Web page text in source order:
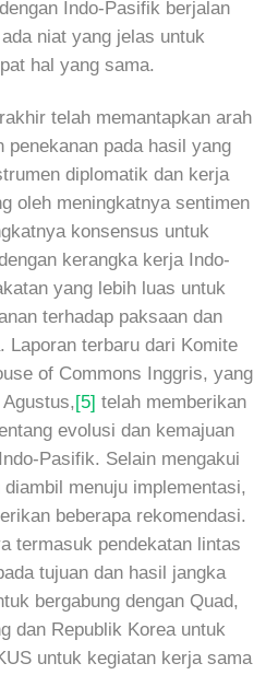
Indo-Pasifik berjalan
niat yang jelas untuk
hal yang sama.
telah memantapkan arah
penekanan pada hasil yang
diplomatik dan kerja
oleh meningkatnya sentimen
konsensus untuk
kerangka kerja Indo-
yang lebih luas untuk
terhadap paksaan dan
Laporan terbaru dari Komite
of Commons Inggris, yang
[5] telah memberikan
evolusi dan kemajuan
Pasifik. Selain mengakui
diambil menuju implementasi,
beberapa rekomendasi.
termasuk pendekatan lintas
tujuan dan hasil jangka
bergabung dengan Quad,
dan Republik Korea untuk
untuk kegiatan kerja sama